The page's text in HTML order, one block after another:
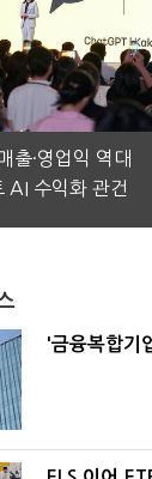
출·영업익 역대
AI 수익화 관건
'금융복합기